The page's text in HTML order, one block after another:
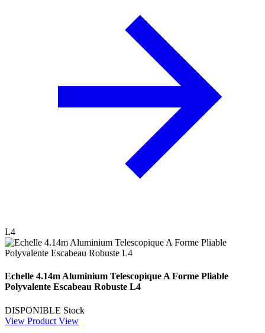
L4
Echelle 4.14m Aluminium Telescopique A Forme Pliable
Polyvalente Escabeau Robuste L4
DISPONIBLE Stock
View Product View